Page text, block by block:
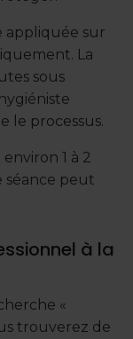
appliquée sur
La
sous
le processus.
1 à 2
séance peut
à la
«
trouverez de